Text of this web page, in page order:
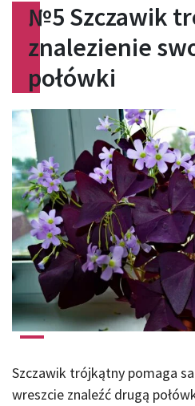
№5 Szczawik
znalezienie
połówki
Szczawik trójkątny pomaga
wreszcie znaleźć drugą